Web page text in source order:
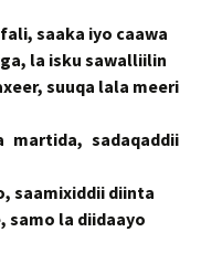
saaka iyo caawa
la isku sawalliilin
suuqa lala meeri
martida, sadaqaddii
saamixiddii diinta
samo la diidaayo